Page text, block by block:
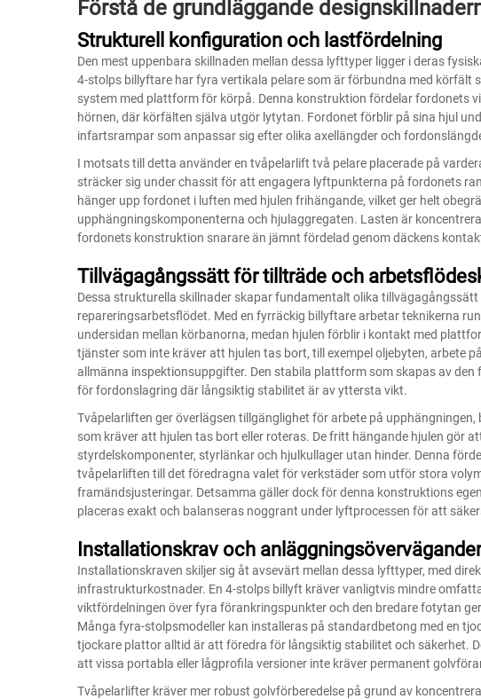
Förstå de grundläggande
Strukturell konfiguration och lastfördelning
Den mest uppenbara skillnaden mellan dessa lyfttyper ligger i deras
4-stolps billyftare har fyra vertikala pelare som är förbundna med körfält
system med plattform för körpå. Denna konstruktion fördelar fordonets
hörnen, där körfälten själva utgör lytytan. Fordonet förblir på sina hjul
infartsrampar som anpassar sig efter olika axellängder och
I motsats till detta använder en tvåpelarlift två pelare placerade på
sträcker sig under chassit för att engagera lyftpunkterna på fordonets
hänger upp fordonet i luften med hjulen frihängande, vilket ger helt
upphängningskomponenterna och hjulaggregaten. Lasten är
fordonets konstruktion snarare än jämnt fördelad genom däckens
Tillvägagångssätt för tillträde och
Dessa strukturella skillnader skapar fundamentalt olika
repareringsarbetsflödet. Med en fyrräckig billyftare arbetar teknikerna
undersidan mellan körbanorna, medan hjulen förblir i kontakt med
tjänster som inte kräver att hjulen tas bort, till exempel oljebyten, arbete
allmänna inspektionsuppgifter. Den stabila plattform som skapas av
för fordonslagring där långsiktig stabilitet är av yttersta vikt.
Tvåpelarliften ger överlägsen tillgänglighet för arbete på
som kräver att hjulen tas bort eller roteras. De fritt hängande hjulen gör
styrdelskomponenter, styrlänkar och hjulkullager utan hinder. Denna
tvåpelarliften till det föredragna valet för verkstäder som utför stora
framändsjusteringar. Detsamma gäller dock för denna konstruktions
placeras exakt och balanseras noggrant under lyftprocessen för att
Installationskrav och
Installationskraven skiljer sig åt avsevärt mellan dessa lyfttyper, med
infrastrukturkostnader. En 4-stolps billyft kräver vanligtvis mindre
viktfördelningen över fyra förankringspunkter och den bredare fotytan
Många fyra-stolpsmodeller kan installeras på standardbetong med en
tjockare plattor alltid är att föredra för långsiktig stabilitet och säkerhet.
att vissa portabla eller lågprofila versioner inte kräver permanent
Tvåpelarlifter kräver mer robust golvförberedelse på grund av